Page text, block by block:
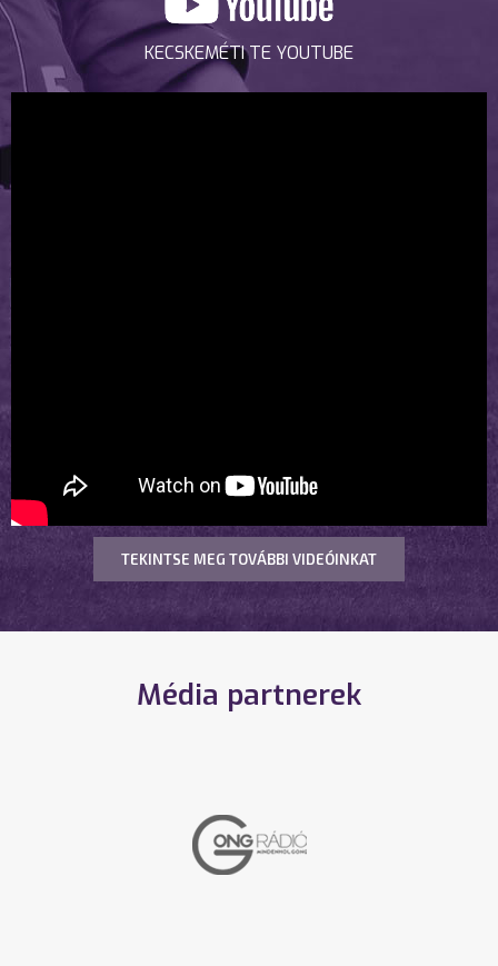
KECSKEMÉTI TE YOUTUBE
TEKINTSE MEG TOVÁBBI VIDEÓINKAT
Média partnerek